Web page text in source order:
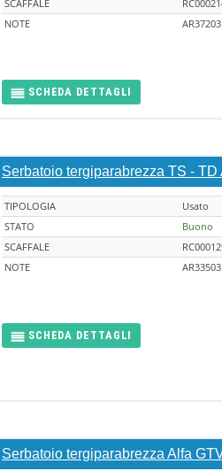
SCAFFALE
NOTE
SCHEDA DETTAGLI
Serbatoio tergiparabrezza TS - TD
TIPOLOGIA
Usato
STATO
Buono
SCAFFALE
NOTE
SCHEDA DETTAGLI
Serbatoio tergiparabrezza Alfa